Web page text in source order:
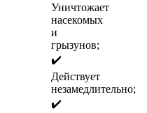
Уничтожает
насекомых
и
грызунов;
✔️
Действует
незамедлительно;
✔️